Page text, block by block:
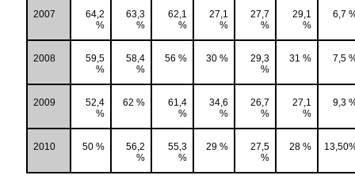
2007
64,2
%
63,3
%
62,1
%
27,1
%
27,7
%
29,1
%
6,7
2008
59,5
%
58,4
%
56 % 30 %
29,3
%
31 % 7,5
2009
52,4
%
62 %
61,4
%
34,6
%
26,7
%
27,1
%
9,3
2010 50 %
56,2
%
55,3
%
29 %
27,5
%
28 %